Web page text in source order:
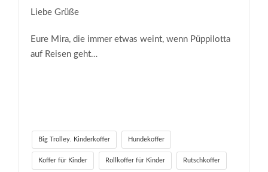
Liebe Grüße
Eure Mira, die immer etwas weint, wenn Püppilotta
auf Reisen geht…
Big Trolley. Kinderkoffer Hundekoffer
Koffer für Kinder Rollkoffer für Kinder Rutschkoffer